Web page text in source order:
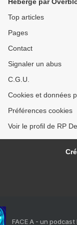
Top articles
Pages
Contact
Signaler un abus
C.G.U.
Cookies et données
Préférences cookies
Voir le profil de RP
FACE A - un